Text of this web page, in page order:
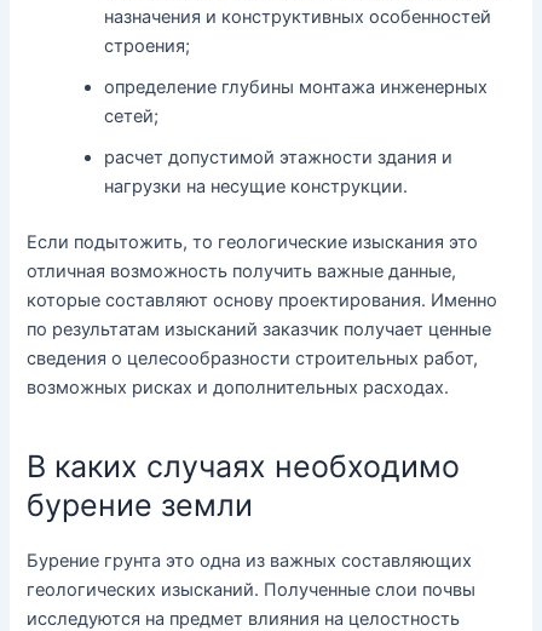
назначения и конструктивных особенностей
строения;
определение глубины монтажа инженерных
сетей;
расчет допустимой этажности здания и
нагрузки на несущие конструкции.
Если подытожить, то геологические изыскания это
отличная возможность получить важные данные,
которые составляют основу проектирования. Именно
по результатам изысканий заказчик получает ценные
сведения о целесообразности строительных работ,
возможных рисках и дополнительных расходах.
В каких случаях необходимо
бурение земли
Бурение грунта это одна из важных составляющих
геологических изысканий. Полученные слои почвы
исследуются на предмет влияния на целостность